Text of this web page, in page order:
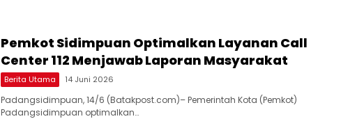
Pemkot Sidimpuan Optimalkan Layanan Call
Center 112 Menjawab Laporan Masyarakat
Berita Utama 14 Juni 2026
Padangsidimpuan, 14/6 (Batakpost.com)– Pemerintah Kota (Pemkot)
Padangsidimpuan optimalkan…